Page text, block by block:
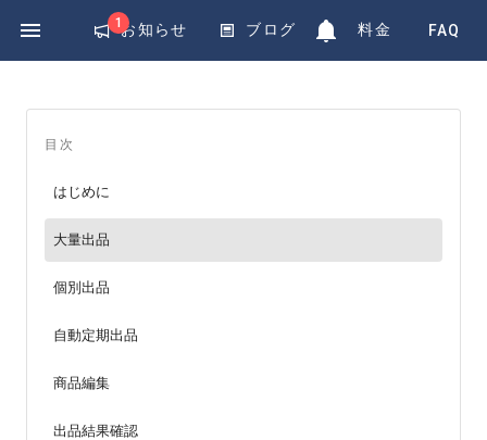
Exponential
1お知らせ ブログ 料金 FAQ
目次
はじめに
大量出品
個別出品
自動定期出品
商品編集
出品結果確認